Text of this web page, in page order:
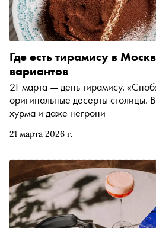
21 марта 2026 г.
Где есть тирамису в
вариантов
21 марта — день тирамису.
оригинальные десерты
хурма и даже негрони